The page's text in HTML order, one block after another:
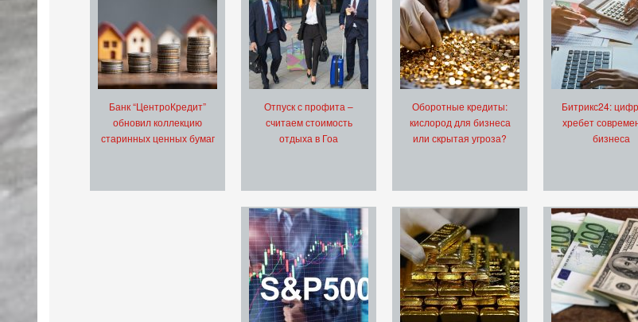
Банк “ЦентроКредит”
обновил коллекцию
старинных ценных бумаг
Отпуск с профита –
считаем стоимость
отдыха в Гоа
Оборотные кредиты:
кислород для бизнеса
или скрытая угроза?
Битрикс24:
хребет
бизнеса